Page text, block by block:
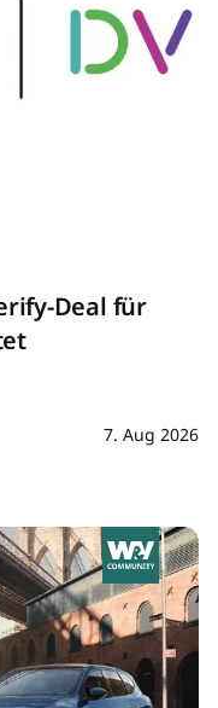
Deal für
7. Aug 2026